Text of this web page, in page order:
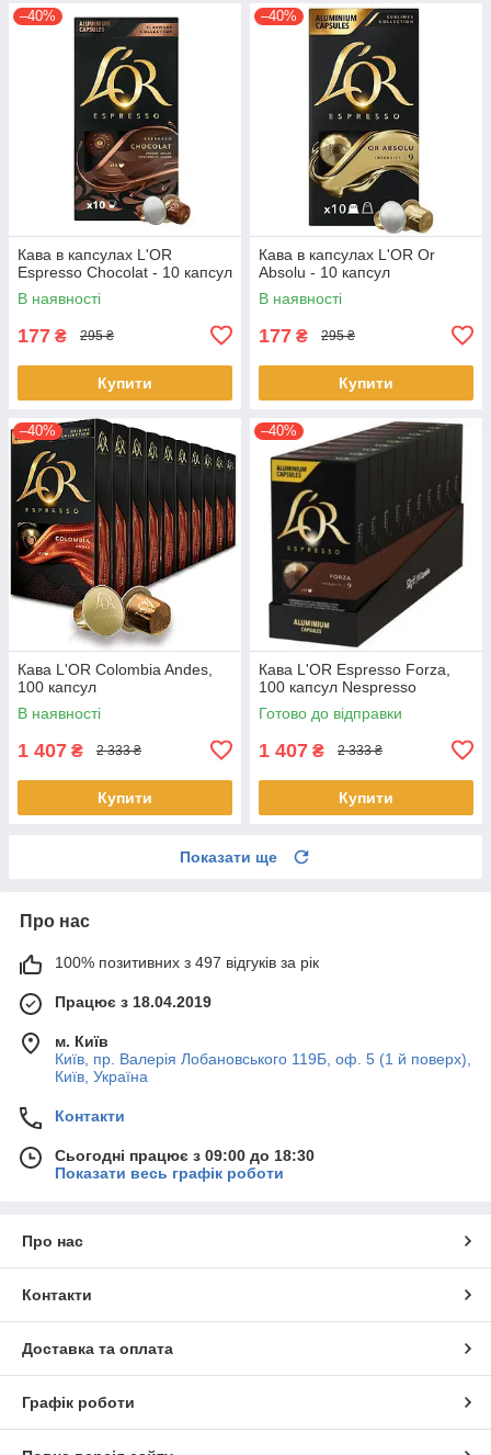
–40%
Кава в капсулах L'OR
Espresso Chocolat - 10 капсул
В наявності
177 ₴ 295 ₴
Купити
–40%
Кава в капсулах L'OR Or
Absolu - 10 капсул
В наявності
177 ₴ 295 ₴
Купити
–40%
Кава L'OR Colombia Andes,
100 капсул
В наявності
1 407 ₴ 2 333 ₴
Купити
–40%
Кава L'OR Espresso Forza,
100 капсул Nespresso
Готово до відправки
1 407 ₴ 2 333 ₴
Купити
Показати ще
Про нас
100% позитивних з 497 відгуків за рік
Працює з 18.04.2019
м. Київ
Київ, пр. Валерія Лобановського 119Б, оф. 5 (1 й поверх),
Київ, Україна
Контакти
Сьогодні працює з 09:00 до 18:30
Показати весь графік роботи
Про нас
Контакти
Доставка та оплата
Графік роботи